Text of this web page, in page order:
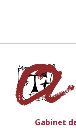
Gabinet